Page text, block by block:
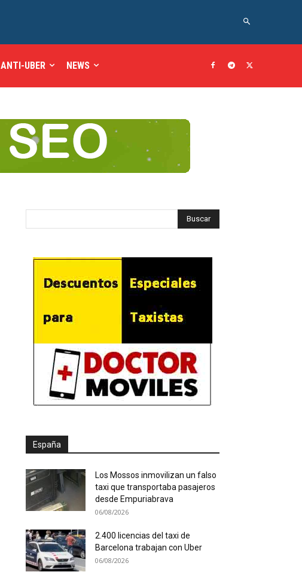
ANTI-UBER NEWS
España
Los Mossos inmovilizan un falso
taxi que transportaba pasajeros
desde Empuriabrava
06/08/2026
2.400 licencias del taxi de
Barcelona trabajan con Uber
06/08/2026